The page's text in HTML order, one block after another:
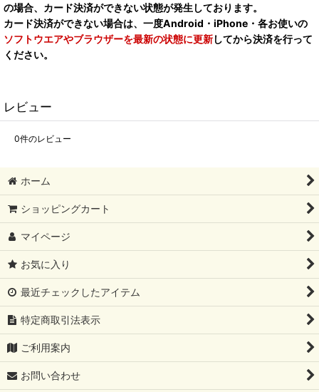
の場合、カード決済ができない状態が発生しております。
カード決済ができない場合は、一度Android・iPhone・各お使いの
ソフトウエアやブラウザーを最新の状態に更新してから決済を行って
ください。
レビュー
0件のレビュー
ホーム
ショッピングカート
マイページ
お気に入り
最近チェックしたアイテム
特定商取引法表示
ご利用案内
お問い合わせ